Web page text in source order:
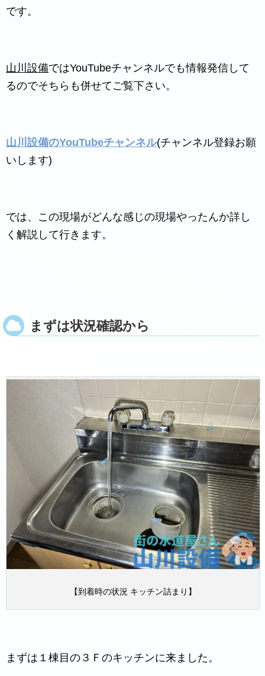
です。
山川設備ではYouTubeチャンネルでも情報発信して
るのでそちらも併せてご覧下さい。
山川設備のYouTubeチャンネル(チャンネル登録お願
いします)
では、この現場がどんな感じの現場やったんか詳し
く解説して行きます。
まずは状況確認から
【到着時の状況 キッチン詰まり】
まずは１棟目の３Ｆのキッチンに来ました。